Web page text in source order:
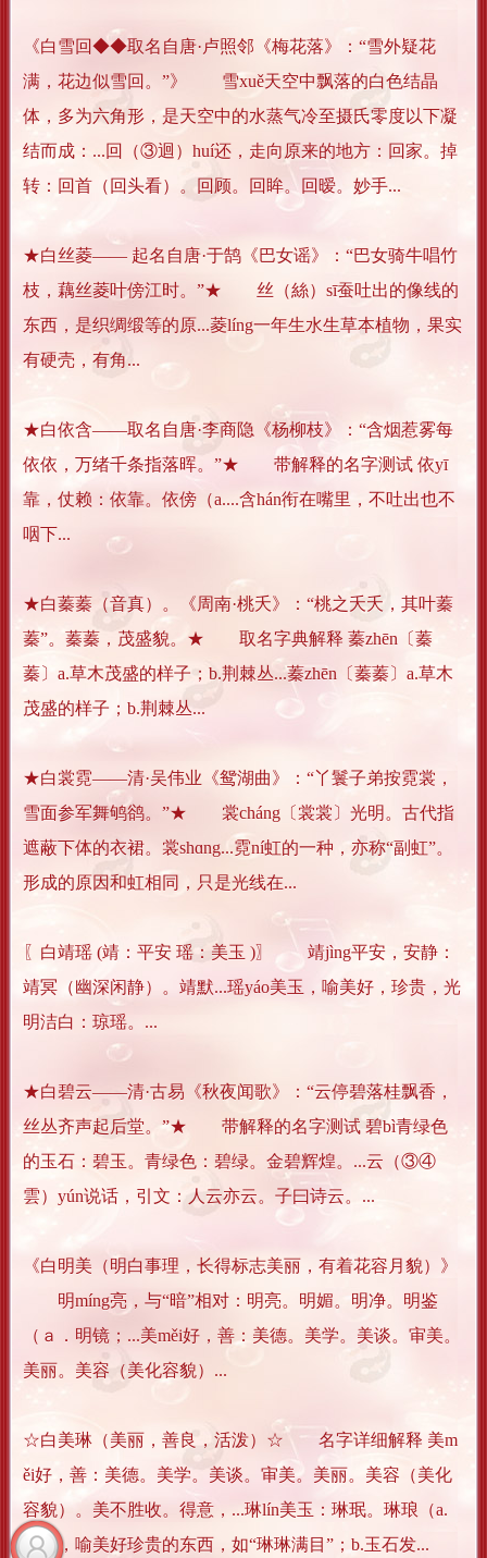
《白雪回◆◆取名自唐·卢照邻《梅花落》：“雪外疑花
满，花边似雪回。”》 雪xuě天空中飘落的白色结晶
体，多为六角形，是天空中的水蒸气冷至摄氏零度以下凝
结而成：...回（③迴）huí还，走向原来的地方：回家。掉
转：回首（回头看）。回顾。回眸。回暧。妙手...
★白丝菱—— 起名自唐·于鹄《巴女谣》：“巴女骑牛唱竹
枝，藕丝菱叶傍江时。”★ 丝（絲）sī蚕吐出的像线的
东西，是织绸缎等的原...菱líng一年生水生草本植物，果实
有硬壳，有角...
★白依含——取名自唐·李商隐《杨柳枝》：“含烟惹雾每
依依，万绪千条指落晖。”★ 带解释的名字测试 依yī
靠，仗赖：依靠。依傍（a....含hán衔在嘴里，不吐出也不
咽下...
★白蓁蓁（音真）。《周南·桃夭》：“桃之夭夭，其叶蓁
蓁”。蓁蓁，茂盛貌。★ 取名字典解释 蓁zhēn〔蓁
蓁〕a.草木茂盛的样子；b.荆棘丛...蓁zhēn〔蓁蓁〕a.草木
茂盛的样子；b.荆棘丛...
★白裳霓——清·吴伟业《鸳湖曲》：“丫鬟子弟按霓裳，
雪面参军舞鸲鹆。”★ 裳cháng〔裳裳〕光明。古代指
遮蔽下体的衣裙。裳shɑng...霓ní虹的一种，亦称“副虹”。
形成的原因和虹相同，只是光线在...
〖白靖瑶 (靖：平安 瑶：美玉 )〗 靖jìng平安，安静：
靖冥（幽深闲静）。靖默...瑶yáo美玉，喻美好，珍贵，光
明洁白：琼瑶。...
★白碧云——清·古易《秋夜闻歌》：“云停碧落桂飘香，
丝丛齐声起后堂。”★ 带解释的名字测试 碧bì青绿色
的玉石：碧玉。青绿色：碧绿。金碧辉煌。...云（③④
雲）yún说话，引文：人云亦云。子曰诗云。...
《白明美（明白事理，长得标志美丽，有着花容月貌）》
明míng亮，与“暗”相对：明亮。明媚。明净。明鉴
（ａ．明镜；...美měi好，善：美德。美学。美谈。审美。
美丽。美容（美化容貌）...
☆白美琳（美丽，善良，活泼）☆ 名字详细解释 美m
ěi好，善：美德。美学。美谈。审美。美丽。美容（美化
容貌）。美不胜收。得意，...琳lín美玉：琳珉。琳琅（a.
美玉，喻美好珍贵的东西，如“琳琳满目”；b.玉石发...